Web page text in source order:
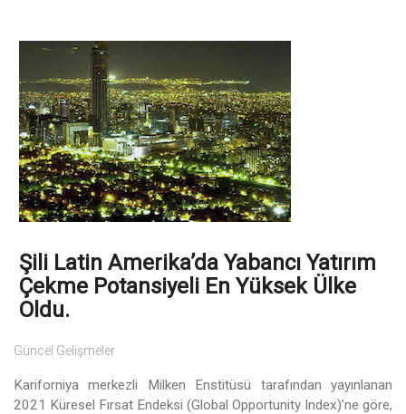
Şili Latin Amerika’da Yabancı Yatırım
Çekme Potansiyeli En Yüksek Ülke
Oldu.
Güncel Gelişmeler
Kariforniya merkezli Milken Enstitüsü tarafından yayınlanan
2021 Küresel Fırsat Endeksi (Global Opportunity Index)’ne göre,